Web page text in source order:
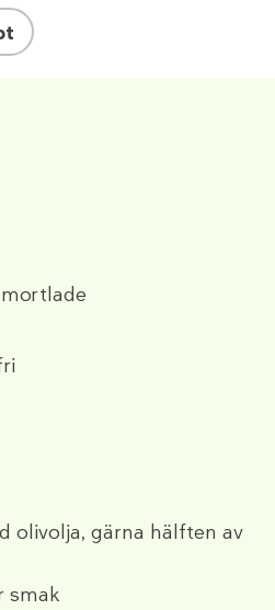
olivolja, gärna hälften av
smak